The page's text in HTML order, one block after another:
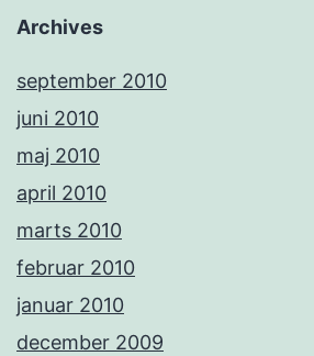
Archives
september 2010
juni 2010
maj 2010
april 2010
marts 2010
februar 2010
januar 2010
december 2009